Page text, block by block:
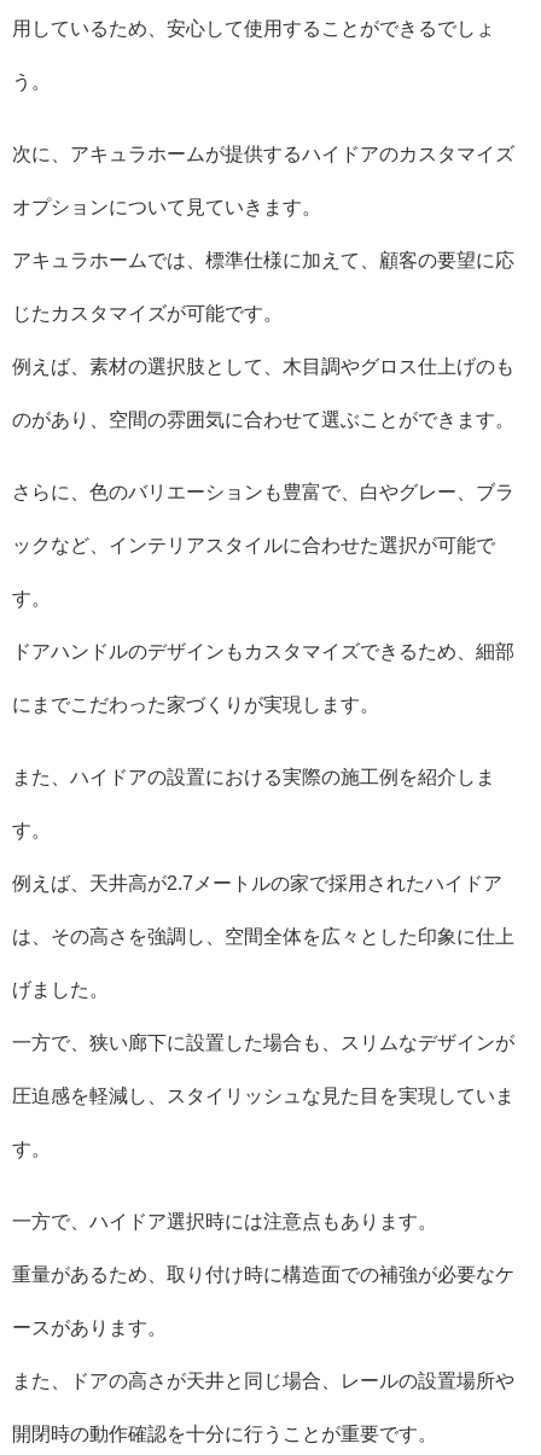
用しているため、安心して使用することができるでしょ
う。
次に、アキュラホームが提供するハイドアのカスタマイズ
オプションについて見ていきます。
アキュラホームでは、標準仕様に加えて、顧客の要望に応
じたカスタマイズが可能です。
例えば、素材の選択肢として、木目調やグロス仕上げのも
のがあり、空間の雰囲気に合わせて選ぶことができます。
さらに、色のバリエーションも豊富で、白やグレー、ブラ
ックなど、インテリアスタイルに合わせた選択が可能で
す。
ドアハンドルのデザインもカスタマイズできるため、細部
にまでこだわった家づくりが実現します。
また、ハイドアの設置における実際の施工例を紹介しま
す。
例えば、天井高が2.7メートルの家で採用されたハイドア
は、その高さを強調し、空間全体を広々とした印象に仕上
げました。
一方で、狭い廊下に設置した場合も、スリムなデザインが
圧迫感を軽減し、スタイリッシュな見た目を実現していま
す。
一方で、ハイドア選択時には注意点もあります。
重量があるため、取り付け時に構造面での補強が必要なケ
ースがあります。
また、ドアの高さが天井と同じ場合、レールの設置場所や
開閉時の動作確認を十分に行うことが重要です。